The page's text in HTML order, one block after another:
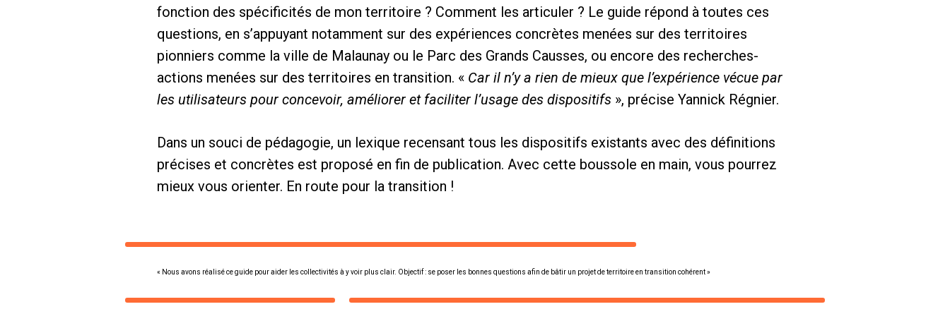
fonction des spécificités de mon territoire ? Comment les articuler ? Le guide répond à toutes ces
questions, en s’appuyant notamment sur des expériences concrètes menées sur des territoires
pionniers comme la ville de Malaunay ou le Parc des Grands Causses, ou encore des recherches-
actions menées sur des territoires en transition. « Car il n’y a rien de mieux que l’expérience vécue par
les utilisateurs pour concevoir, améliorer et faciliter l’usage des dispositifs », précise Yannick Régnier.
Dans un souci de pédagogie, un lexique recensant tous les dispositifs existants avec des définitions
précises et concrètes est proposé en fin de publication. Avec cette boussole en main, vous pourrez
mieux vous orienter. En route pour la transition !
« Nous avons réalisé ce guide pour aider les collectivités à y voir plus clair. Objectif : se poser les bonnes questions afin de bâtir un projet de territoire en transition cohérent »